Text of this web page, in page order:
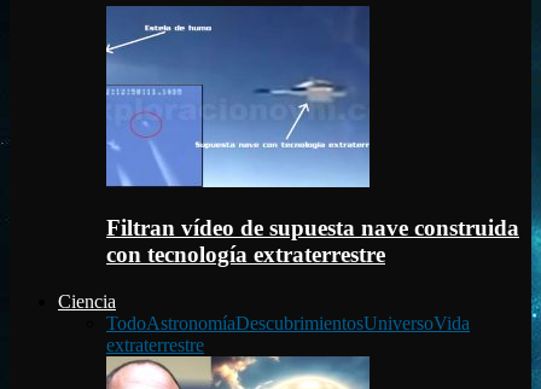
Filtran vídeo de supuesta nave construida
con tecnología extraterrestre
Ciencia
TodoAstronomíaDescubrimientosUniversoVida
extraterrestre